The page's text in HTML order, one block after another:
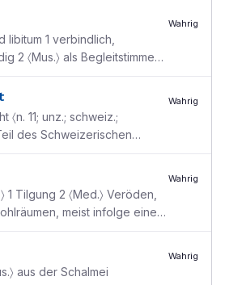
libitum 1 verbindlich,
2 〈Mus.〉 als Begleitstimme
Wahrig
11; unz.; schweiz.;
des Schweizerischen
Wahrig
1 Tilgung 2 〈Med.〉 Veröden,
meist infolge einer
Wahrig
aus der Schalmei
Wahrig